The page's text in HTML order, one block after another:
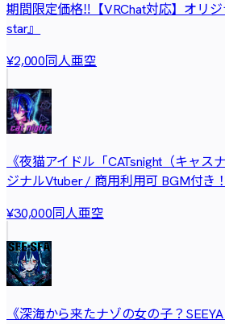
期間限定価格‼️【VRChat対応】オリ
star』
¥2,000同人亜空
《夜猫アイドル「CATsnight（キャ
ジナルVtuber / 商用利用可 BGM付き！
¥30,000同人亜空
《深海から来たナゾの女の子？